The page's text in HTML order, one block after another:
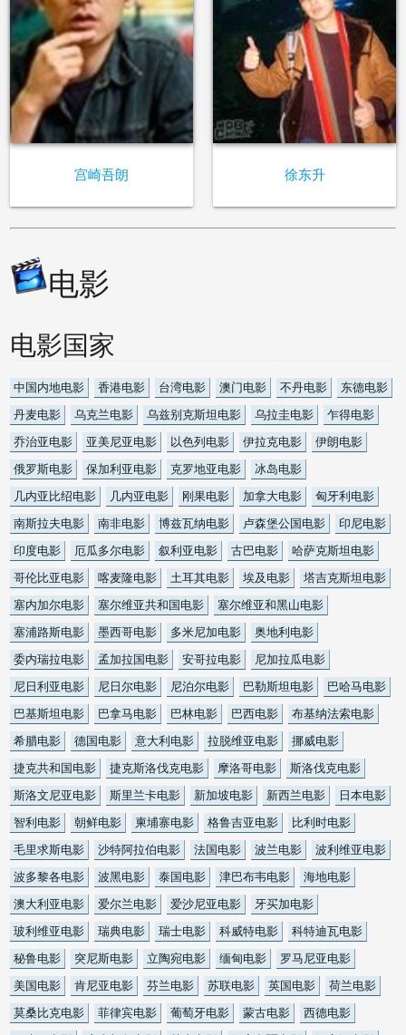
宫崎吾朗 徐东升
电影
电影国家
中国内地电影 香港电影 台湾电影 澳门电影 不丹电影
东德电影
丹麦电影
乌克兰电影 乌兹别克斯坦电影 乌拉圭电影
乍得电影
乔治亚电影
亚美尼亚电影 以色列电影 伊拉克电影
伊朗电影
俄罗斯电影
保加利亚电影 克罗地亚电影
冰岛电影
几内亚比绍电影
几内亚电影 刚果电影 加拿大电影
匈牙利电影
南斯拉夫电影
南非电影 博兹瓦纳电影 卢森堡公国电影
印尼电影
印度电影
厄瓜多尔电影 叙利亚电影 古巴电影
哈萨克斯坦电影
哥伦比亚电影
喀麦隆电影 土耳其电影 埃及电影
塔吉克斯坦电影
塞内加尔电影
塞尔维亚共和国电影
塞尔维亚和黑山电影
塞浦路斯电影
墨西哥电影 多米尼加电影
奥地利电影
委内瑞拉电影
孟加拉国电影 安哥拉电影
尼加拉瓜电影
尼日利亚电影
尼日尔电影 尼泊尔电影 巴勒斯坦电影
巴哈马电影
巴基斯坦电影
巴拿马电影 巴林电影 巴西电影
布基纳法索电影
希腊电影
德国电影 意大利电影 拉脱维亚电影
挪威电影
捷克共和国电影
捷克斯洛伐克电影 摩洛哥电影
斯洛伐克电影
斯洛文尼亚电影
斯里兰卡电影 新加坡电影 新西兰电影
日本电影
智利电影
朝鲜电影 柬埔寨电影 格鲁吉亚电影
比利时电影
毛里求斯电影
沙特阿拉伯电影 法国电影 波兰电影
波利维亚电影
波多黎各电影
波黑电影 泰国电影 津巴布韦电影
海地电影
澳大利亚电影
爱尔兰电影 爱沙尼亚电影
牙买加电影
玻利维亚电影
瑞典电影 瑞士电影 科威特电影
科特迪瓦电影
秘鲁电影
突尼斯电影 立陶宛电影 缅甸电影
罗马尼亚电影
美国电影
肯尼亚电影 芬兰电影 苏联电影 英国电影
荷兰电影
莫桑比克电影
菲律宾电影 葡萄牙电影 蒙古电影
西德电影